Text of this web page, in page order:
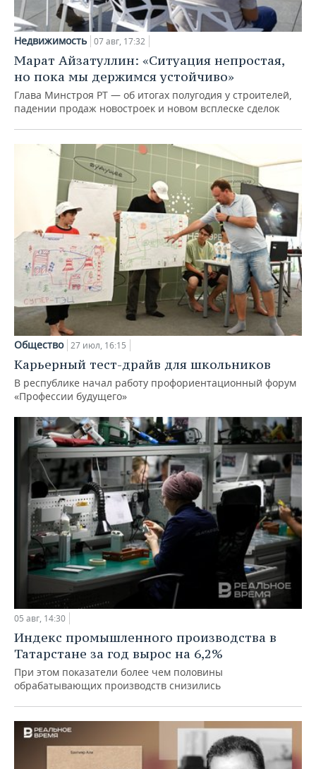
Недвижимость 07 авг, 17:32
Марат Айзатуллин: «Ситуация непростая,
но пока мы держимся устойчиво»
Глава Минстроя РТ — об итогах полугодия у строителей,
падении продаж новостроек и новом всплеске сделок
Общество 27 июл, 16:15
Карьерный тест-драйв для школьников
В республике начал работу профориентационный форум
«Профессии будущего»
05 авг, 14:30
Индекс промышленного производства в
Татарстане за год вырос на 6,2%
При этом показатели более чем половины
обрабатывающих производств снизились